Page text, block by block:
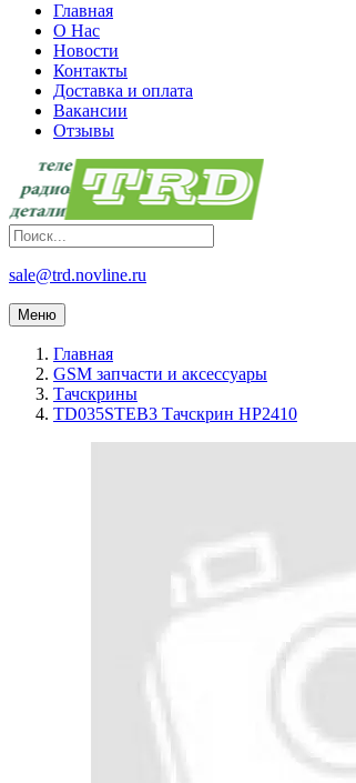
Главная
О Нас
Новости
Контакты
Доставка и оплата
Вакансии
Отзывы
sale@trd.novline.ru
Меню
Главная
GSM запчасти и аксессуары
Тачскрины
TD035STEB3 Тачскрин HP2410